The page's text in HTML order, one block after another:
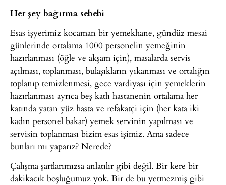
Her şey bağırma sebebi
Esas işyerimiz kocaman bir yemekhane, gündüz mesai
günlerinde ortalama 1000 personelin yemeğinin
hazırlanması (öğle ve akşam için), masalarda servis
açılması, toplanması, bulaşıkların yıkanması ve ortalığın
toplanıp temizlenmesi, gece vardiyası için yemeklerin
hazırlanması ayrıca beş katlı hastanenin ortalama her
katında yatan yüz hasta ve refakatçi için (her kata iki
kadın personel bakar) yemek servinin yapılması ve
servisin toplanması bizim esas işimiz. Ama sadece
bunları mı yaparız? Nerede?
Çalışma şartlarımızsa anlatılır gibi değil. Bir kere bir
dakikacık boşluğumuz yok. Bir de bu yetmezmiş gibi